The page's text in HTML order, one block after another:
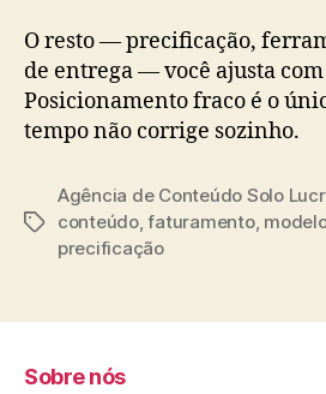
O resto — precificação,
de entrega — você ajusta
Posicionamento fraco é o
tempo não corrige sozinho.
Tags
Agência de Conteúdo Solo
conteúdo,faturamento,
precificação
Sobre nós